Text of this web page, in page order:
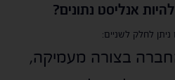
אנליסט נתונים?
לחלק לשניים:
החברה בצורה מעמיקה,